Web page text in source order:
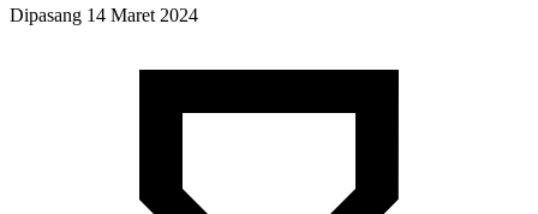
Dipasang 14 Maret 2024